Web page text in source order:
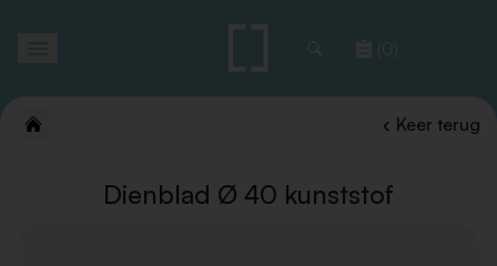
(0)
Keer terug
Dienblad Ø 40 kunststof